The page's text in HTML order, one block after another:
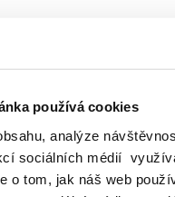
používá cookies
analýze
sociálních médií
o tom, jak náš web
nepůjdeme. Ale neřeknu
je srovnatelná s
ale musí být určitě
jste se na společné